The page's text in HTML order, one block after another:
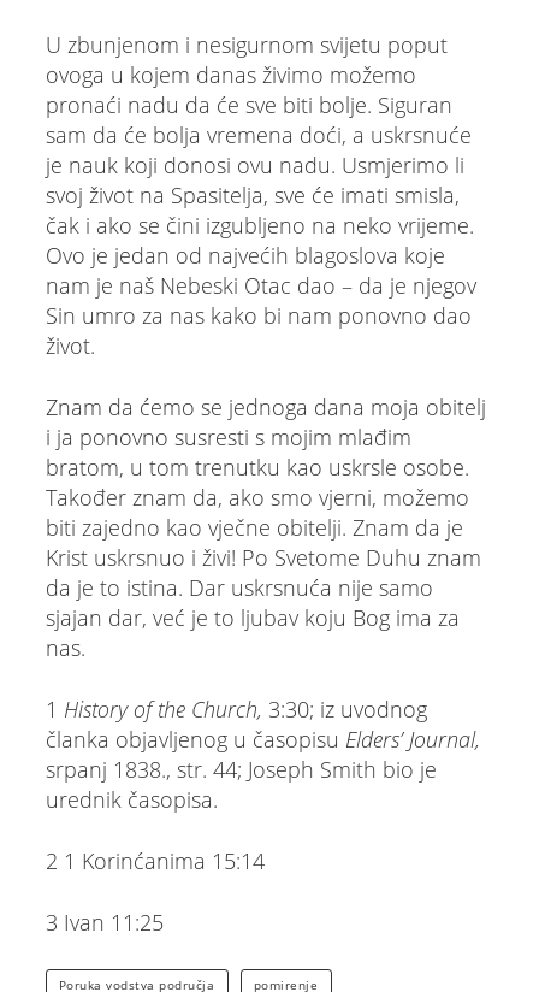
U zbunjenom i nesigurnom svijetu poput
ovoga u kojem danas živimo možemo
pronaći nadu da će sve biti bolje. Siguran
sam da će bolja vremena doći, a uskrsnuće
je nauk koji donosi ovu nadu. Usmjerimo li
svoj život na Spasitelja, sve će imati smisla,
čak i ako se čini izgubljeno na neko vrijeme.
Ovo je jedan od najvećih blagoslova koje
nam je naš Nebeski Otac dao – da je njegov
Sin umro za nas kako bi nam ponovno dao
život.
Znam da ćemo se jednoga dana moja obitelj
i ja ponovno susresti s mojim mlađim
bratom, u tom trenutku kao uskrsle osobe.
Također znam da, ako smo vjerni, možemo
biti zajedno kao vječne obitelji. Znam da je
Krist uskrsnuo i živi! Po Svetome Duhu znam
da je to istina. Dar uskrsnuća nije samo
sjajan dar, već je to ljubav koju Bog ima za
nas.
1 History of the Church, 3:30; iz uvodnog
članka objavljenog u časopisu Elders’ Journal,
srpanj 1838., str. 44; Joseph Smith bio je
urednik časopisa.
2 1 Korinćanima 15:14
3 Ivan 11:25
Poruka vodstva područja pomirenje